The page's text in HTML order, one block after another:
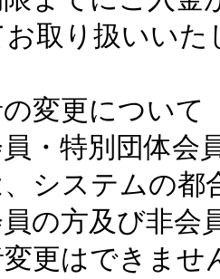
お取り扱いい
変更について
・特別団体会
、システムの
の方及び非会
更はできませ